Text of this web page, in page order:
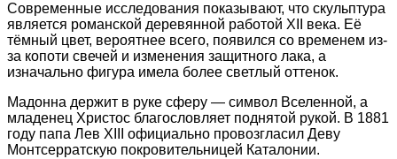
Современные исследования показывают, что скульптура
является романской деревянной работой XII века. Её
тёмный цвет, вероятнее всего, появился со временем из-
за копоти свечей и изменения защитного лака, а
изначально фигура имела более светлый оттенок.
Мадонна держит в руке сферу — символ Вселенной, а
младенец Христос благословляет поднятой рукой. В 1881
году папа Лев XIII официально провозгласил Деву
Монтсерратскую покровительницей Каталонии.